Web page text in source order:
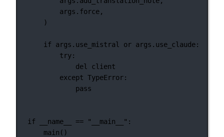
args.force,
)
if args.use_mistral or args.use_claude:
try:
del
client
except TypeError:
pass
if __name__ == "__main__" :
main()